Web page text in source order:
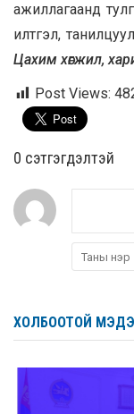
ажиллагаанд
илтгэл,
Цахим хөгжил,
Post Views:
0 cэтгэгдэлтэй
ХОЛБООТОЙ